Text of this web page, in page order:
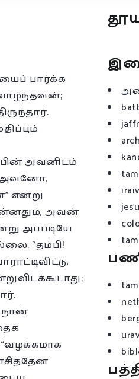
பார்க்க
பின் அவனிடம்
அவனோ,
என்று
அவன்
அப்படியே
“தம்பி!
நான்